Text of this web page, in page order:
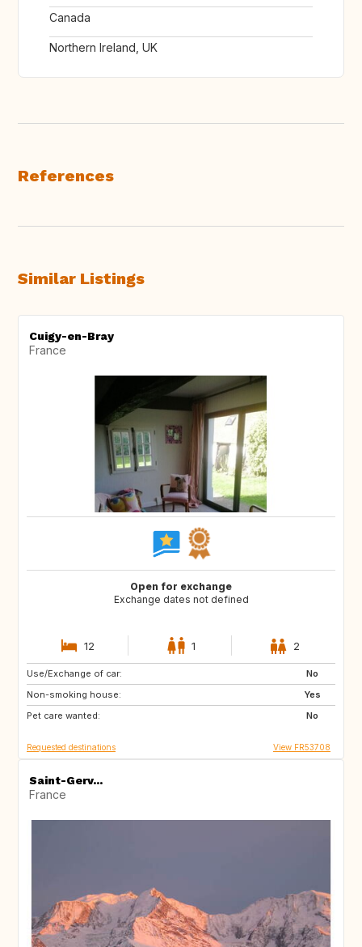
Canada
Northern Ireland, UK
References
Similar Listings
Cuigy-en-Bray
France
Open for exchange
Exchange dates not defined
12 1 2
Use/Exchange of car:
No
Non-smoking house:
Yes
Pet care wanted:
No
GR
Requested destinations View FR53708
Saint-Gerv...
France